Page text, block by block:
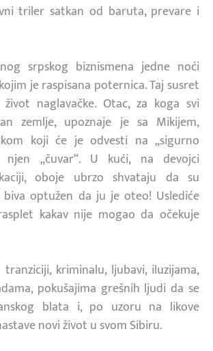
triler satkan od baruta, prevare i
srpskog biznismena jedne noći
je raspisana poternica. Taj susret
naglavačke. Otac, za koga svi
zemlje, upoznaje je sa Mikijem,
koji će je odvesti na „sigurno
„čuvar“. U kući, na devojci
oboje ubrzo shvataju da su
optužen da ju je oteo! Uslediće
kakav nije mogao da očekuje
kriminalu, ljubavi, iluzijama,
pokušajima grešnih ljudi da se
blata i, po uzoru na likove
novi život u svom Sibiru.